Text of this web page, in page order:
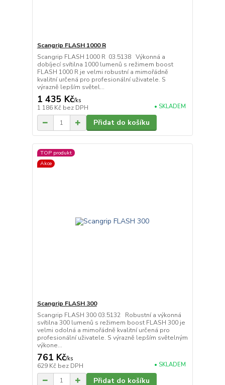
Scangrip FLASH 1000 R
Scangrip FLASH 1000 R 03.5138 Výkonná a
dobíjecí svítilna 1000 lumenů s režimem boost
FLASH 1000 R je velmi robustní a mimořádně
kvalitní určená pro profesionální uživatele. S
výrazně lepším světel...
1 435 Kč/ks
1 186 Kč bez DPH • SKLADEM
Přidat do košíku
TOP produkt
Akce
Scangrip FLASH 300
Scangrip FLASH 300 03.5132 Robustní a výkonná
svítilna 300 lumenů s režimem boost FLASH 300 je
velmi odolná a mimořádně kvalitní určená pro
profesionální uživatele. S výrazně lepším světelným
výkone...
761 Kč/ks
629 Kč bez DPH • SKLADEM
Přidat do košíku